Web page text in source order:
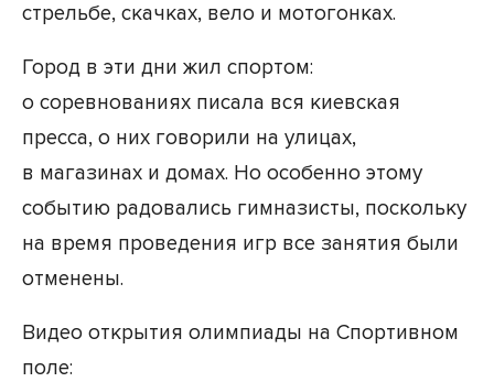
стрельбе, скачках, вело и мотогонках.
Город в эти дни жил спортом:
о соревнованиях писала вся киевская
пресса, о них говорили на улицах,
в магазинах и домах. Но особенно этому
событию радовались гимназисты, поскольку
на время проведения игр все занятия были
отменены.
Видео открытия олимпиады на Cпортивном
поле: